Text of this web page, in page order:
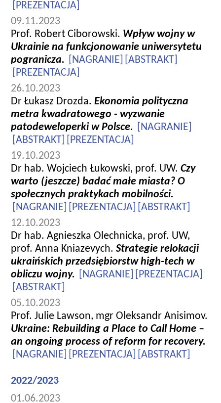
[PREZENTACJA]
09.11.2023
Prof. Robert Ciborowski. Wpływ wojny w
Ukrainie na funkcjonowanie uniwersytetu
pogranicza.
[NAGRANIE]
[ABSTRAKT]
[PREZENTACJA]
26.10.2023
Dr Łukasz Drozda. Ekonomia polityczna
metra kwadratowego - wyzwanie
patodeweloperki w Polsce.
[NAGRANIE]
[ABSTRAKT]
[PREZENTACJA]
19.10.2023
Dr hab. Wojciech Łukowski, prof. UW. Czy
warto (jeszcze) badać małe miasta? O
społecznych praktykach mobilności.
[NAGRANIE]
[PREZENTACJA]
[ABSTRAKT]
12.10.2023
Dr hab. Agnieszka Olechnicka, prof. UW,
prof. Anna Kniazevych. Strategie relokacji
ukraińskich przedsiębiorstw high-tech w
obliczu wojny.
[NAGRANIE]
[PREZENTACJA]
[ABSTRAKT]
05.10.2023
Prof. Julie Lawson, mgr Oleksandr Anisimov.
Ukraine: Rebuilding a Place to Call Home –
an ongoing process of reform for recovery.
[NAGRANIE]
[PREZENTACJA] [ABSTRAKT]
2022/2023
01.06.2023